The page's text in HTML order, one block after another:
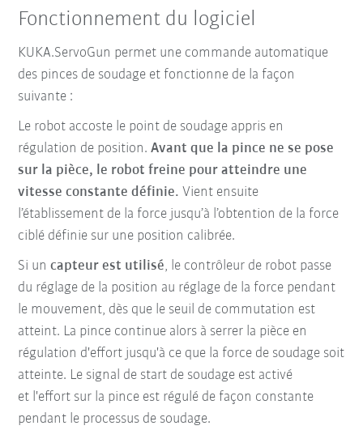
Fonctionnement du logiciel
KUKA.ServoGun permet une commande automatique
des pinces de soudage et fonctionne de la façon
suivante :
Le robot accoste le point de soudage appris en
régulation de position.Avant que la pince ne se pose
sur la pièce, le robot freine pour atteindre une
vitesse constante définie. Vient ensuite
l’établissement de la force jusqu’à l’obtention de la force
ciblé définie sur une position calibrée.
Si uncapteur est utilisé, le contrôleur de robot passe
du réglage de la position au réglage de la force pendant
le mouvement, dès que le seuil de commutation est
atteint. La pince continue alors à serrer la pièce en
régulation d'effort jusqu'à ce que la force de soudage soit
atteinte. Le signal de start de soudage est activé
et l'effort sur la pince est régulé de façon constante
pendant le processus de soudage.